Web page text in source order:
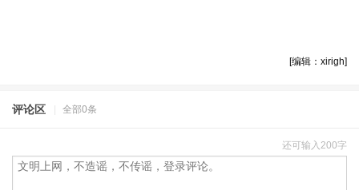
[编辑：xirigh]
评论区 全部0条
还可输入200字